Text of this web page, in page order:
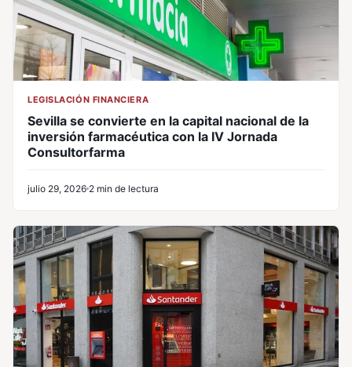
LEGISLACIÓN FINANCIERA
Sevilla se convierte en la capital nacional de la
inversión farmacéutica con la IV Jornada
Consultorfarma
julio 29, 2026 2 min de lectura